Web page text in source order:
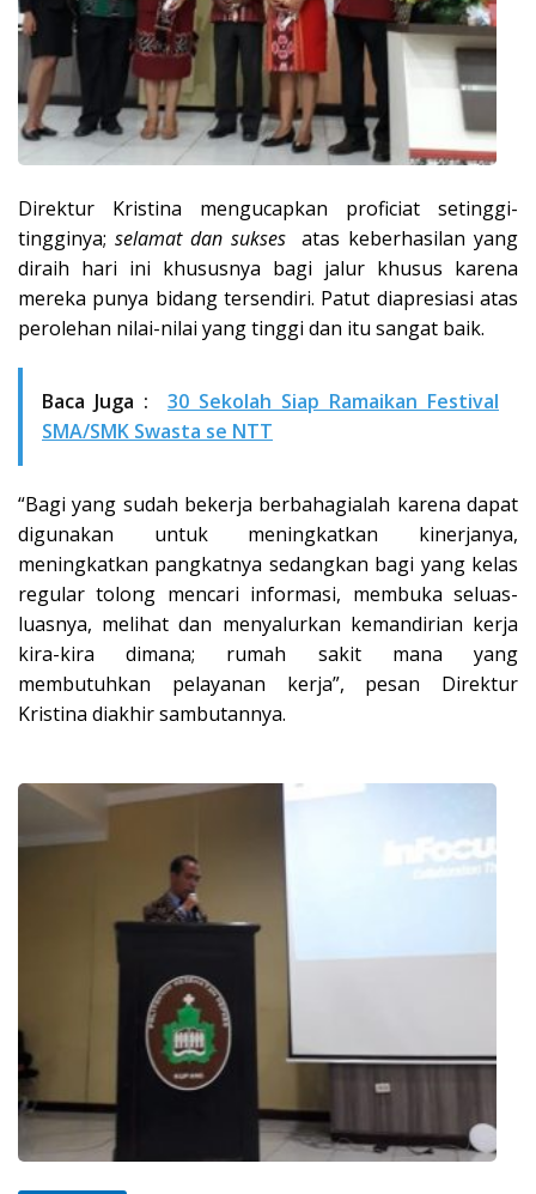
Direktur Kristina mengucapkan proficiat setinggi-
tingginya; selamat dan sukses atas keberhasilan yang
diraih hari ini khususnya bagi jalur khusus karena
mereka punya bidang tersendiri. Patut diapresiasi atas
perolehan nilai-nilai yang tinggi dan itu sangat baik.
Baca Juga :
30 Sekolah Siap Ramaikan Festival
SMA/SMK Swasta se NTT
“Bagi yang sudah bekerja berbahagialah karena dapat
digunakan untuk meningkatkan kinerjanya,
meningkatkan pangkatnya sedangkan bagi yang kelas
regular tolong mencari informasi, membuka seluas-
luasnya, melihat dan menyalurkan kemandirian kerja
kira-kira dimana; rumah sakit mana yang
membutuhkan pelayanan kerja”, pesan Direktur
Kristina diakhir sambutannya.